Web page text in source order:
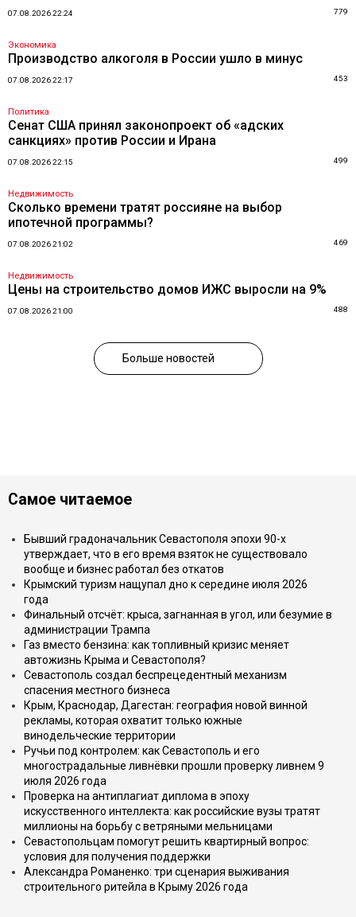
07.08.2026 22:24 779
Экономика
Производство алкоголя в России ушло в минус
07.08.2026 22:17 453
Политика
Сенат США принял законопроект об «адских
санкциях» против России и Ирана
07.08.2026 22:15 499
Недвижимость
Сколько времени тратят россияне на выбор
ипотечной программы?
07.08.2026 21:02 469
Недвижимость
Цены на строительство домов ИЖС выросли на 9%
07.08.2026 21:00 488
Больше новостей
Самое читаемое
Бывший градоначальник Севастополя эпохи 90-х
утверждает, что в его время взяток не существовало
вообще и бизнес работал без откатов
Крымский туризм нащупал дно к середине июля 2026
года
Финальный отсчёт: крыса, загнанная в угол, или безумие в
администрации Трампа
Газ вместо бензина: как топливный кризис меняет
автожизнь Крыма и Севастополя?
Севастополь создал беспрецедентный механизм
спасения местного бизнеса
Крым, Краснодар, Дагестан: география новой винной
рекламы, которая охватит только южные
винодельческие территории
Ручьи под контролем: как Севастополь и его
многострадальные ливнёвки прошли проверку ливнем 9
июля 2026 года
Проверка на антиплагиат диплома в эпоху
искусственного интеллекта: как российские вузы тратят
миллионы на борьбу с ветряными мельницами
Севастопольцам помогут решить квартирный вопрос:
условия для получения поддержки
Александра Романенко: три сценария выживания
строительного ритейла в Крыму 2026 года